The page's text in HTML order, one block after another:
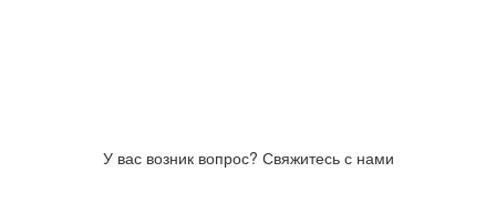
У вас возник вопрос? Свяжитесь с нами